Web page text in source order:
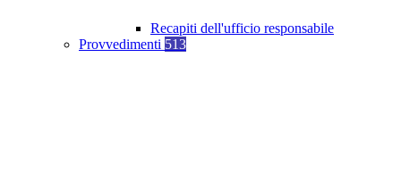
Recapiti dell'ufficio responsabile
Provvedimenti 513